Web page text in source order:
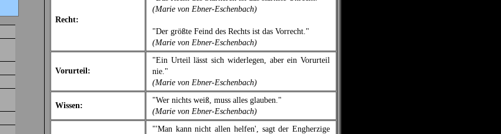
Recht:
(Marie von Ebner-Eschenbach)
"Der größte Feind des Rechts ist das Vorrecht."
(Marie von Ebner-Eschenbach)
Vorurteil:
"Ein Urteil lässt sich widerlegen, aber ein Vorurteil
nie."
(Marie von Ebner-Eschenbach)
Wissen:
"Wer nichts weiß, muss alles glauben."
(Marie von Ebner-Eschenbach)
"'Man kann nicht allen helfen', sagt der Engherzige